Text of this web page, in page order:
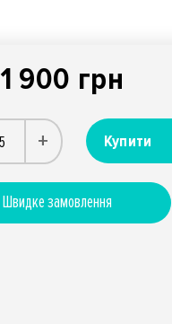
1 900 грн
+ Купити
Швидке замовлення